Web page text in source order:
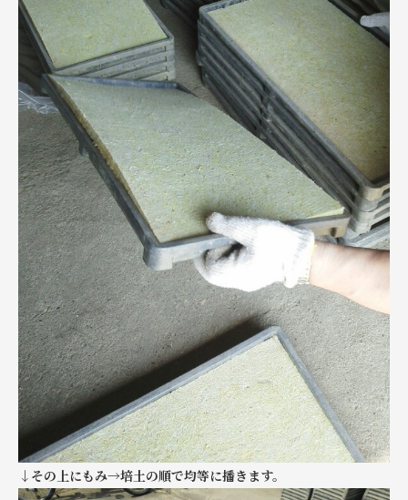
↓その上にもみ→培土の順で均等に播きます。